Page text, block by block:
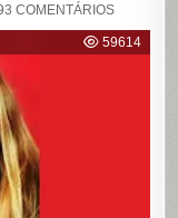
COMENTÁRIOSEM
59614